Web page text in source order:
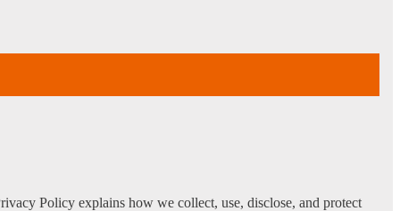
Policy explains how we collect, use, disclose, and protect